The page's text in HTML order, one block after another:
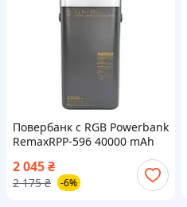
Повербанк с RGB Powerbank
RemaxRPP-596 40000 mAh
2 045₴
2 175 ₴ -6%